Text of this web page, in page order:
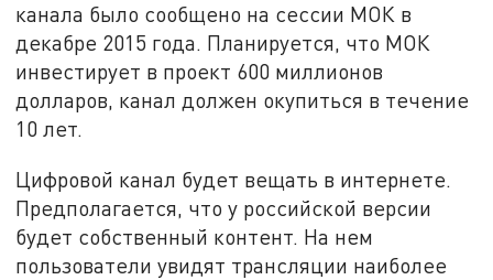
канала было сообщено на сессии МОК в
декабре 2015 года. Планируется, что МОК
инвестирует в проект 600 миллионов
долларов, канал должен окупиться в течение
10 лет.
Цифровой канал будет вещать в интернете.
Предполагается, что у российской версии
будет собственный контент. На нем
пользователи увидят трансляции наиболее